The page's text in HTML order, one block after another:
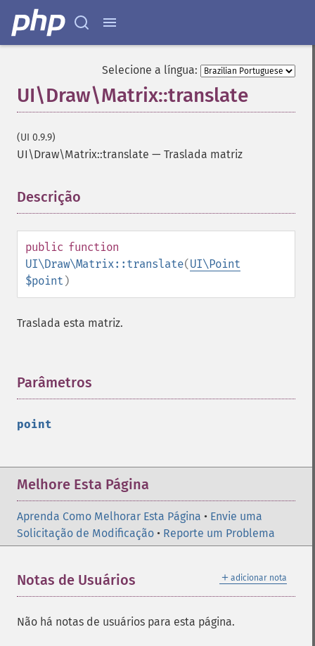
Selecione a língua:
UI\Draw\Matrix::translate
(UI 0.9.9)
UI\Draw\Matrix::translate — Traslada matriz
Descrição
public function
UI\Draw\Matrix::translate(UI\Point
$point )
Traslada esta matriz.
Parâmetros
point
Melhore Esta Página
Aprenda Como Melhorar Esta Página • Envie uma
Solicitação de Modificação • Reporte um Problema
＋ adicionar nota
Notas de Usuários
Não há notas de usuários para esta página.